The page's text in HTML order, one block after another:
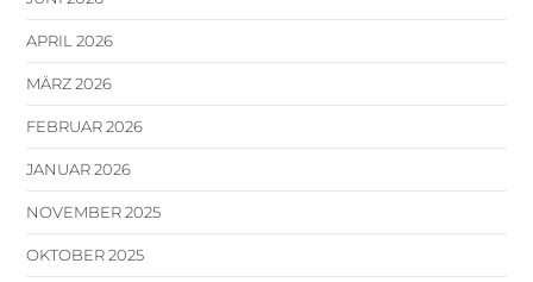
APRIL 2026
MÄRZ 2026
FEBRUAR 2026
JANUAR 2026
NOVEMBER 2025
OKTOBER 2025